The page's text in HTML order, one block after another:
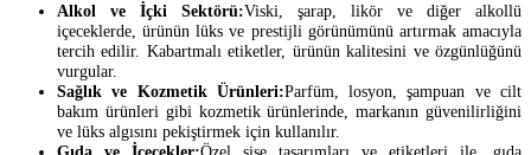
Alkol ve İçki Sektörü:Viski, şarap, likör ve diğer alkollü
içeceklerde, ürünün lüks ve prestijli görünümünü artırmak amacıyla
tercih edilir. Kabartmalı etiketler, ürünün kalitesini ve özgünlüğünü
vurgular.
Sağlık ve Kozmetik Ürünleri:Parfüm, losyon, şampuan ve cilt
bakım ürünleri gibi kozmetik ürünlerinde, markanın güvenilirliğini
ve lüks algısını pekiştirmek için kullanılır.